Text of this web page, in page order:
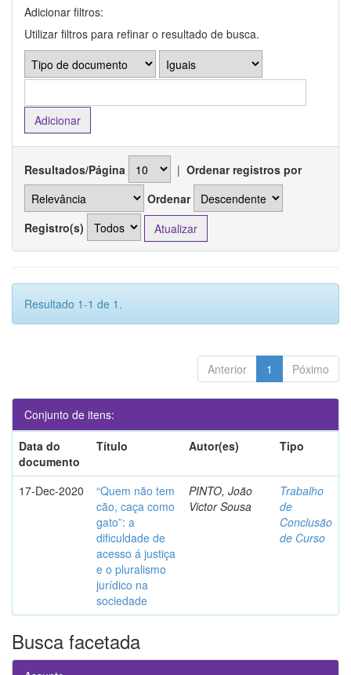
Adicionar filtros:
Utilizar filtros para refinar o resultado de busca.
Resultados/Página | Ordenar registros por
Ordenar
Registro(s)
Resultado 1-1 de 1.
Anterior 1 Póximo
Conjunto de itens:
Data do
documento
Título Autor(es) Tipo
17-Dec-2020
“Quem não tem
cão, caça como
gato”: a
dificuldade de
acesso á justiça
e o pluralismo
jurídico na
sociedade
PINTO, João
Victor Sousa
Trabalho
de
Conclusão
de Curso
Busca facetada